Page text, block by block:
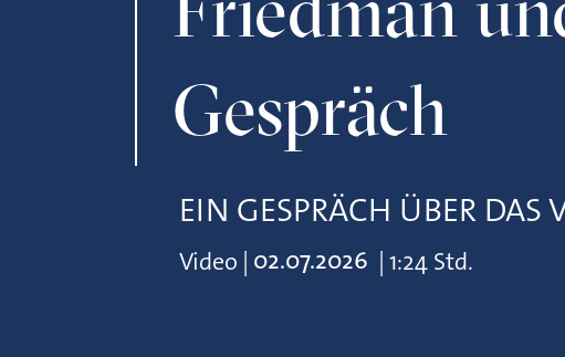
Gespräch
EIN GESPRÄCH ÜBER DAS
Video | 02.07.2026 | 1:24 Std.